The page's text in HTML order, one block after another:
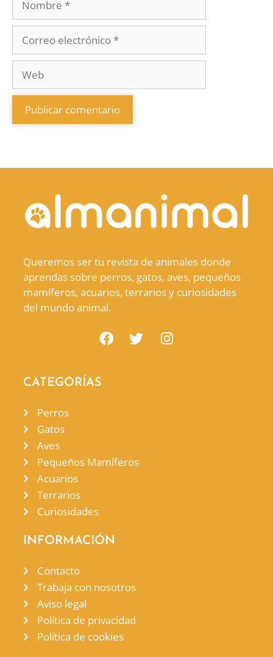
Queremos ser tu revista de animales donde
aprendas sobre perros, gatos, aves, pequeños
mamíferos, acuarios, terrarios y curiosidades
del mundo animal.
CATEGORÍAS
Perros
Gatos
Aves
Pequeños Mamíferos
Acuarios
Terrarios
Curiosidades
INFORMACIÓN
Contacto
Trabaja con nosotros
Aviso legal
Política de privacidad
Política de cookies